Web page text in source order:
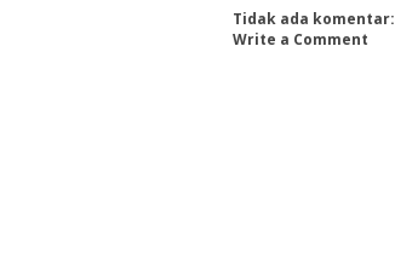
Tidak ada komentar:
Write a Comment